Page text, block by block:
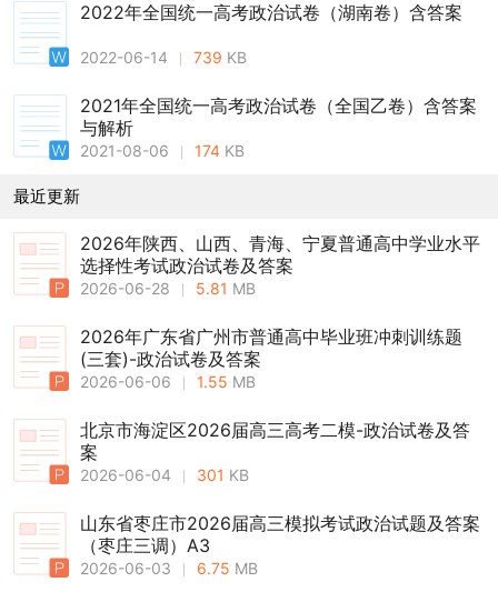
2022年全国统一高考政治试卷（湖南卷）含答案
2022-06-14 739 KB
2021年全国统一高考政治试卷（全国乙卷）含答案
与解析
2021-08-06 174 KB
最近更新
2026年陕西、山西、青海、宁夏普通高中学业水平
选择性考试政治试卷及答案
2026-06-28 5.81 MB
2026年广东省广州市普通高中毕业班冲刺训练题
(三套)-政治试卷及答案
2026-06-06 1.55 MB
北京市海淀区2026届高三高考二模-政治试卷及答
案
2026-06-04 301 KB
山东省枣庄市2026届高三模拟考试政治试题及答案
（枣庄三调）A3
2026-06-03 6.75 MB